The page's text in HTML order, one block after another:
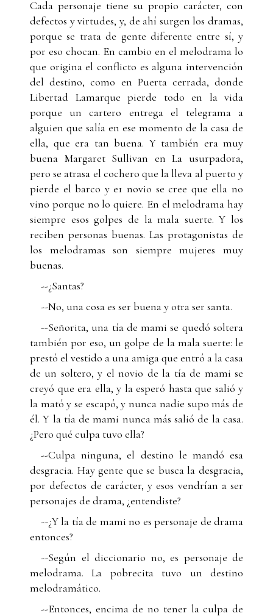
Cada personaje tiene su propio carácter, con
defectos y virtudes, y, de ahí surgen los dramas,
porque se trata de gente diferente entre sí, y
por eso chocan. En cambio en el melodrama lo
que origina el conflicto es alguna intervención
del destino, como en Puerta cerrada, donde
Libertad Lamarque pierde todo en la vida
porque un cartero entrega el telegrama a
alguien que salía en ese momento de la casa de
ella, que era tan buena. Y también era muy
buena Margaret Sullivan en La usurpadora,
pero se atrasa el cochero que la lleva al puerto y
pierde el barco y e1 novio se cree que ella no
vino porque no lo quiere. En el melodrama hay
siempre esos golpes de la mala suerte. Y los
reciben personas buenas. Las protagonistas de
los melodramas son siempre mujeres muy
buenas.
--¿Santas?
--No, una cosa es ser buena y otra ser santa.
--Señorita, una tía de mami se quedó soltera
también por eso, un golpe de la mala suerte: le
prestó el vestido a una amiga que entró a la casa
de un soltero, y el novio de la tía de mami se
creyó que era ella, y la esperó hasta que salió y
la mató y se escapó, y nunca nadie supo más de
él. Y la tía de mami nunca más salió de la casa.
¿Pero qué culpa tuvo ella?
--Culpa ninguna, el destino le mandó esa
desgracia. Hay gente que se busca la desgracia,
por defectos de carácter, y esos vendrían a ser
personajes de drama, ¿entendiste?
--¿Y la tía de mami no es personaje de drama
entonces?
--Según el diccionario no, es personaje de
melodrama. La pobrecita tuvo un destino
melodramático.
--Entonces, encima de no tener la culpa de